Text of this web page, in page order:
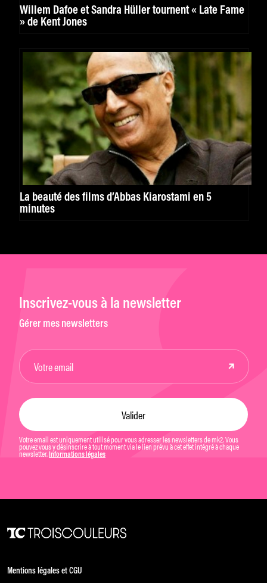
Willem Dafoe et Sandra Hüller tournent « Late Fame
» de Kent Jones
La beauté des films d’Abbas Kiarostami en 5
minutes
Inscrivez-vous à la newsletter
Gérer mes newsletters
Votre email est uniquement utilisé pour vous adresser les newsletters de mk2. Vous
pouvez vous y désinscrire à tout moment via le lien prévu à cet effet intégré à chaque
newsletter. Informations légales
Mentions légales et CGU